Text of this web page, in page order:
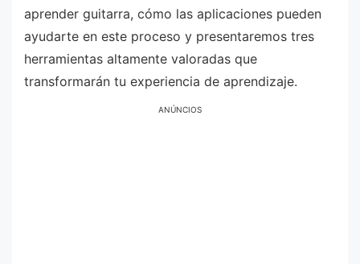
aprender guitarra, cómo las aplicaciones pueden
ayudarte en este proceso y presentaremos tres
herramientas altamente valoradas que
transformarán tu experiencia de aprendizaje.
ANÚNCIOS